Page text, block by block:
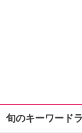
旬のキーワード